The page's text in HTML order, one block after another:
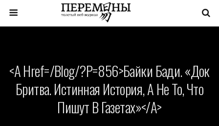
<a Href=/blog/?p=856>Байки Бади. «Док
Бритва. Истинная История, А Не То, Что
Пишут В Газетах»</a>